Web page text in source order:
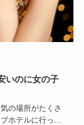
いのに女の子
の場所がたくさ
ホテルに行って